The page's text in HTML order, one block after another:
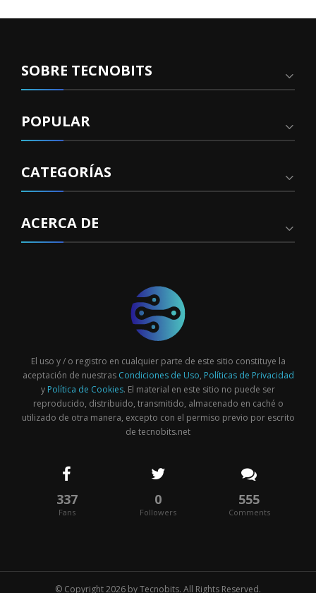
SOBRE TECNOBITS
POPULAR
CATEGORÍAS
ACERCA DE
El uso y / o registro en cualquier parte de este sitio constituye la
aceptación de nuestras Condiciones de Uso, Políticas de Privacidad
y Política de Cookies. El material en este sitio no puede ser
reproducido, distribuido, transmitido, almacenado en caché o
utilizado de otra manera, excepto con el permiso previo por escrito
de tecnobits.net
337
Fans
0
Followers
555
Comments
© Copyright 2026 byTecnobits. All Rights Reserved.